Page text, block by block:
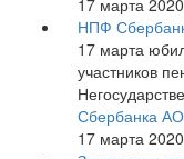
17 марта 2020
НПФ
17 марта
участников
Сбербанка
17 марта 2020